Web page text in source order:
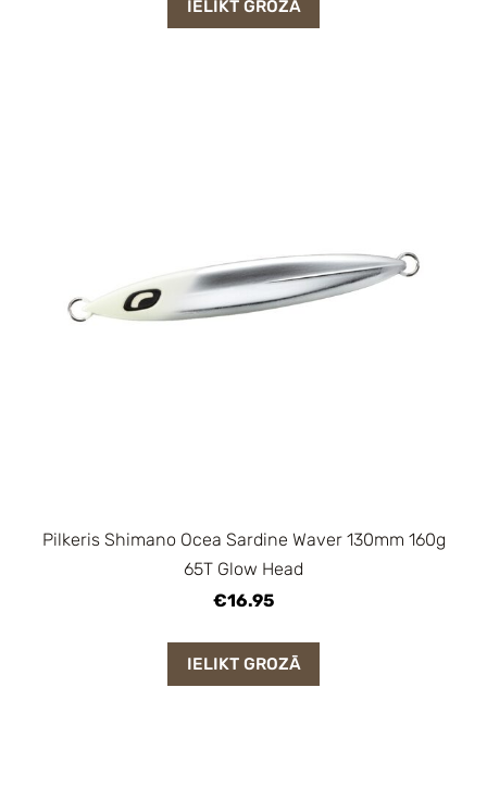
IELIKT GROZĀ
Pilkeris Shimano Ocea Sardine Waver 130mm 160g
65T Glow Head
€16.95
IELIKT GROZĀ